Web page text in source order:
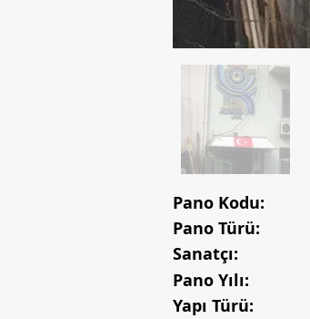
Pano Kodu:
Pano Türü:
Sanatçı:
Pano Yılı:
Yapı Türü: